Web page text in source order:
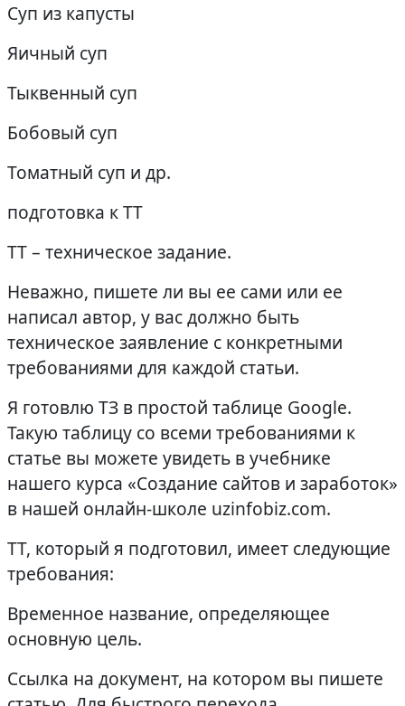
Суп из капусты
Яичный суп
Тыквенный суп
Бобовый суп
Томатный суп и др.
подготовка к ТТ
ТТ – техническое задание.
Неважно, пишете ли вы ее сами или ее
написал автор, у вас должно быть
техническое заявление с конкретными
требованиями для каждой статьи.
Я готовлю ТЗ в простой таблице Google.
Такую таблицу со всеми требованиями к
статье вы можете увидеть в учебнике
нашего курса «Создание сайтов и заработок»
в нашей онлайн-школе uzinfobiz.com.
ТТ, который я подготовил, имеет следующие
требования:
Временное название, определяющее
основную цель.
Ссылка на документ, на котором вы пишете